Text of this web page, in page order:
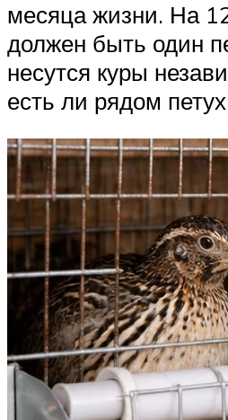
месяца жизни. На
должен быть один
несутся куры
есть ли рядом